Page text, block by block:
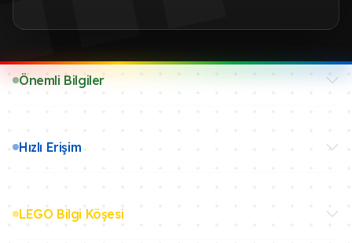
Önemli Bilgiler
Hızlı Erişim
LEGO Bilgi Köşesi